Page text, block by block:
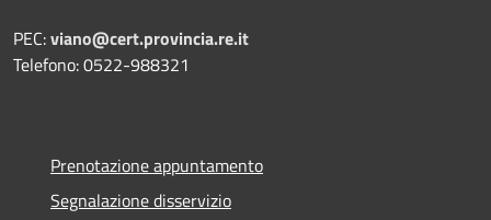
PEC:viano@cert.provincia.re.it
Telefono: 0522-988321
Prenotazione appuntamento
Segnalazione disservizio